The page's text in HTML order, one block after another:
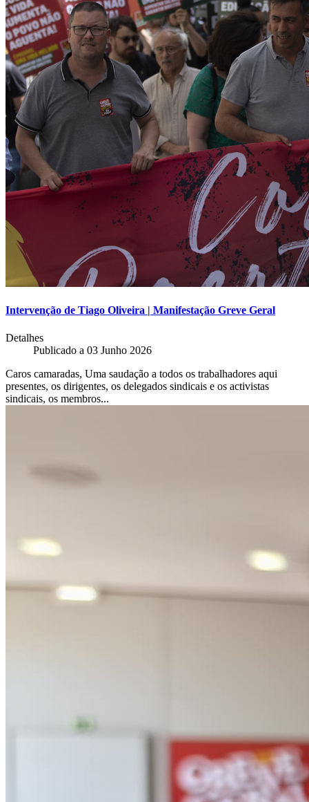
Intervenção de Tiago Oliveira | Manifestação Greve Geral
Detalhes
Publicado a 03 Junho 2026
Caros camaradas, Uma saudação a todos os trabalhadores aqui
presentes, os dirigentes, os delegados sindicais e os activistas
sindicais, os membros...